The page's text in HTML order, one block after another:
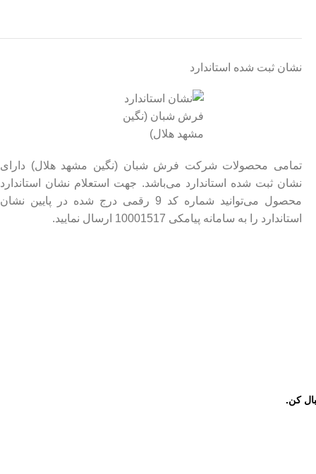
نشان ثبت شده استاندارد
تمامی محصولات شرکت فرش شبان (نگین مشهد هلال) دارای
نشان ثبت شده استاندارد می‌باشد. جهت استعلام نشان استاندارد
محصول می‌توانید شماره کد 9 رقمی درج شده در پایین نشان
استاندارد را به سامانه پیامکی 10001517 ارسال نمایید.
کن.